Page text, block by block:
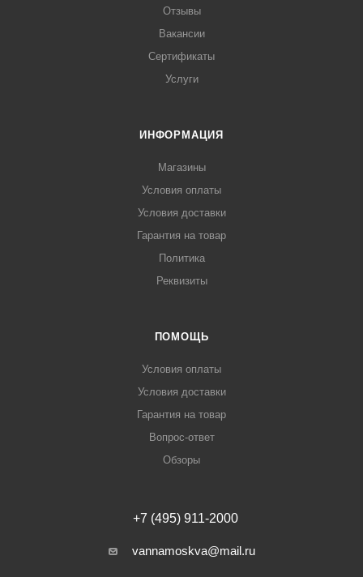
Отзывы
Вакансии
Сертификаты
Услуги
ИНФОРМАЦИЯ
Магазины
Условия оплаты
Условия доставки
Гарантия на товар
Политика
Реквизиты
ПОМОЩЬ
Условия оплаты
Условия доставки
Гарантия на товар
Вопрос-ответ
Обзоры
+7 (495) 911-2000
vannamoskva@mail.ru